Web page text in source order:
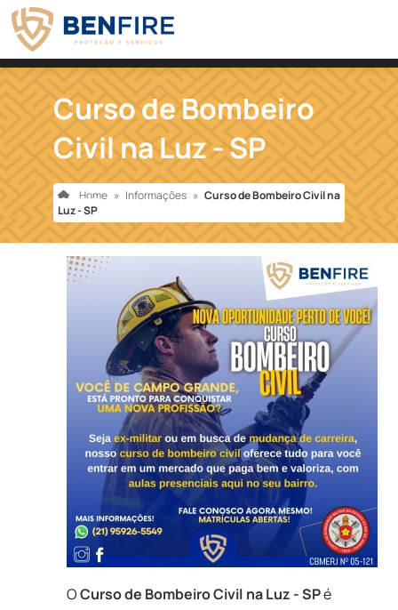
Curso de Bombeiro
Civil na Luz - SP
Home » Informações » Curso de Bombeiro Civil na
Luz - SP
OCurso de Bombeiro Civil na Luz - SPé